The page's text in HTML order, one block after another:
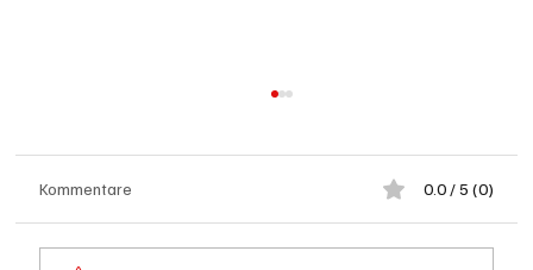
Kommentare 0.0 / 5 (0)